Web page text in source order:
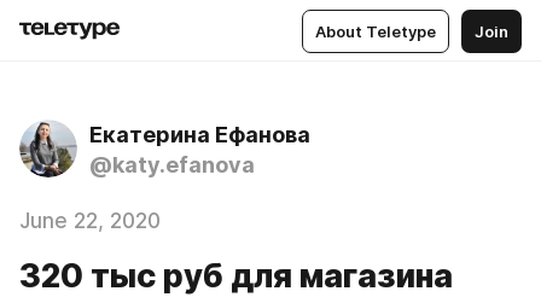
About Teletype Join
Екатерина Ефанова
@katy.efanova
June 22, 2020
320 тыс руб для магазина